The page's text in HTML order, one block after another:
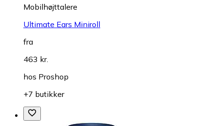
Mobilhøjttalere
Ultimate Ears Miniroll
fra
463 kr.
hos Proshop
+7 butikker